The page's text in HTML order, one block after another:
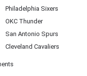
Philadelphia Sixers
OKC Thunder
San Antonio Spurs
Cleveland Cavaliers